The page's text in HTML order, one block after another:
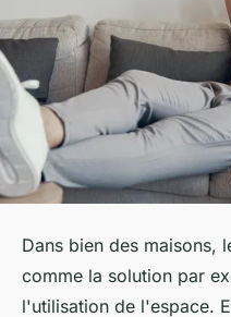
Dans bien des maisons,
comme la solution par
l'utilisation de l'espace.